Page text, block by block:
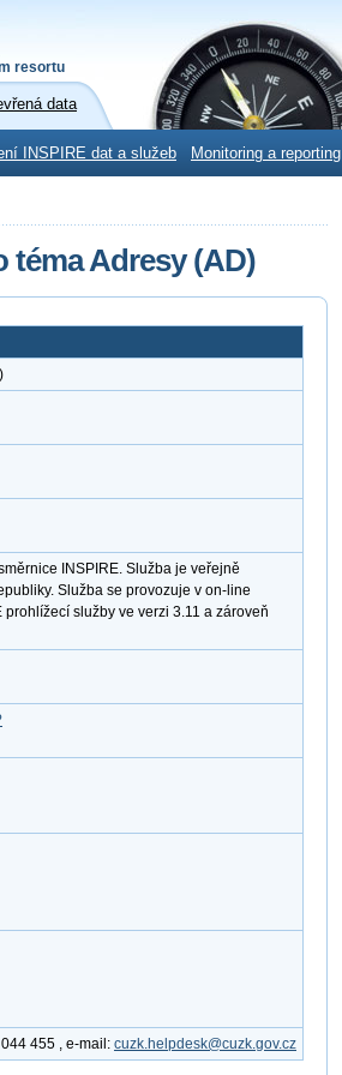
resortu
data
INSPIRE dat a služeb Monitoring a reporting
téma Adresy (AD)
INSPIRE. Služba je veřejně
Služba se provozuje v on-line
služby ve verzi 3.11 a zároveň
455 , e-mail: cuzk.helpdesk@cuzk.gov.cz